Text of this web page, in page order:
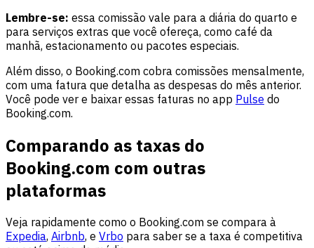
Lembre-se: essa comissão vale para a diária do quarto e
para serviços extras que você ofereça, como café da
manhã, estacionamento ou pacotes especiais.
Além disso, o Booking.com cobra comissões mensalmente,
com uma fatura que detalha as despesas do mês anterior.
Você pode ver e baixar essas faturas no app Pulse do
Booking.com.
Comparando as taxas do
Booking.com com outras
plataformas
Veja rapidamente como o Booking.com se compara à
Expedia, Airbnb, e Vrbo para saber se a taxa é competitiva